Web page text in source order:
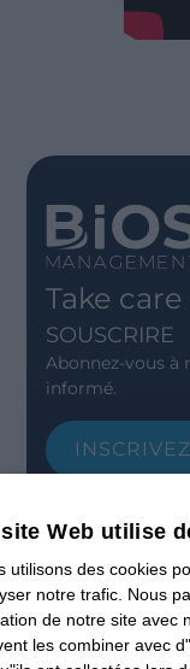
Take
SOUSCRIRE
Abonnez-vous à
informé.
Offices
Contact us
Open positions
STAY
Webinars
Past Webinars
Web utilise
utilisons des cookies
notre trafic. Nous
de notre site avec
les combiner avec